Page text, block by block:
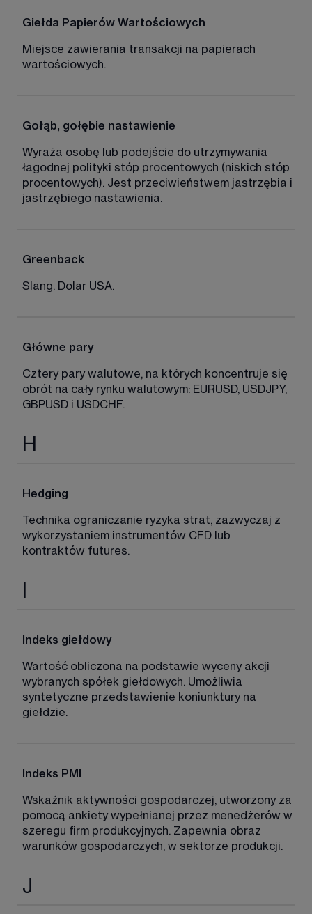
Giełda Papierów Wartościowych
Miejsce zawierania transakcji na papierach
wartościowych.
Gołąb, gołębie nastawienie
Wyraża osobę lub podejście do utrzymywania
łagodnej polityki stóp procentowych (niskich stóp
procentowych). Jest przeciwieństwem jastrzębia i
jastrzębiego nastawienia.
Greenback
Slang. Dolar USA.
Główne pary
Cztery pary walutowe, na których koncentruje się
obrót na cały rynku walutowym: EURUSD, USDJPY,
GBPUSD i USDCHF.
H
Hedging
Technika ograniczanie ryzyka strat, zazwyczaj z
wykorzystaniem instrumentów CFD lub
kontraktów futures.
Indeks giełdowy
Wartość obliczona na podstawie wyceny akcji
wybranych spółek giełdowych. Umożliwia
syntetyczne przedstawienie koniunktury na
giełdzie.
Indeks PMI
Wskaźnik aktywności gospodarczej, utworzony za
pomocą ankiety wypełnianej przez menedżerów w
szeregu firm produkcyjnych. Zapewnia obraz
warunków gospodarczych, w sektorze produkcji.
J